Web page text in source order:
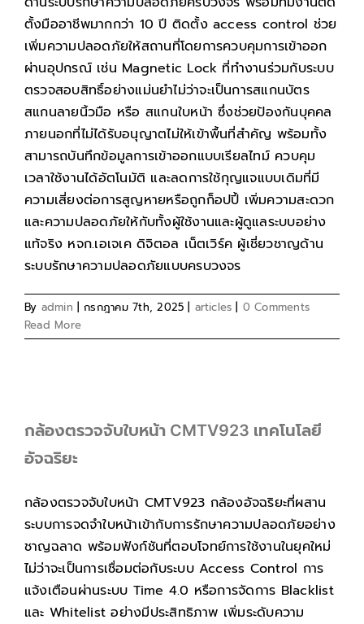
ตั้งมืออาชีพมากกว่า 10 ปี ติดตั้ง access control ช่วย
เพิ่มความปลอดภัยให้สถานที่โดยการควบคุมการเข้าออก
ผ่านอุปกรณ์ เช่น Magnetic Lock ที่ทำงานร่วมกับระบบ
ตรวจสอบสิทธิ์อย่างแม่นยำไม่ว่าจะเป็นการสแกนบัตร
สแกนลายนิ้วมือ หรือ สแกนใบหน้า ซึ่งช่วยป้องกันบุคคล
ภายนอกที่ไม่ได้รับอนุญาตไม่ให้เข้าพื้นที่สำคัญ พร้อมทั้ง
สามารถบันทึกข้อมูลการเข้าออกแบบเรียลไทม์ ควบคุม
เวลาใช้งานได้อัตโนมัติ และลดการใช้กุญแจแบบเดิมที่มี
ความเสี่ยงต่อการสูญหายหรือถูกก็อปปี้ เพิ่มความสะดวก
และความปลอดภัยให้กับทั้งผู้ใช้งานและผู้ดูแลระบบอย่าง
แท้จริง หจก.เอเจเค ดิจิตอล เน็ตเวิร์ค ผู้เชี่ยวชาญด้าน
ระบบรักษาความปลอดภัยแบบครบวงจร
By admin | กรกฎาคม 7th, 2025 | articles | 0 Comments
Read More
กล้องตรวจจับใบหน้า CMTV923 เทคโนโลยี
อัจฉริยะ
กล้องตรวจจับใบหน้า CMTV923 กล้องอัจฉริยะที่ผสาน
ระบบการจดจำใบหน้าเข้ากับการรักษาความปลอดภัยอย่าง
ชาญฉลาด พร้อมฟังก์ชันที่ตอบโจทย์การใช้งานในยุคใหม่
ไม่ว่าจะเป็นการเชื่อมต่อกับระบบ Access Control การ
แจ้งเตือนผ่านระบบ Time 4.0 หรือการจัดการ Blacklist
และ Whitelist อย่างมีประสิทธิภาพ เพิ่มระดับความ